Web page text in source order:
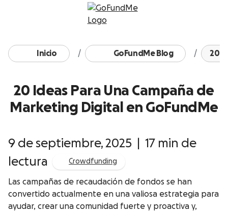
Ir directamente al contenido
Inicio GoFundMe Blog 20
20 Ideas Para Una Campaña de
Marketing Digital en GoFundMe
9 de septiembre, 2025
17 min de
lectura
Crowdfunding
Las campañas de recaudación de fondos se han
convertido actualmente en una valiosa estrategia para
ayudar, crear una comunidad fuerte y proactiva y,